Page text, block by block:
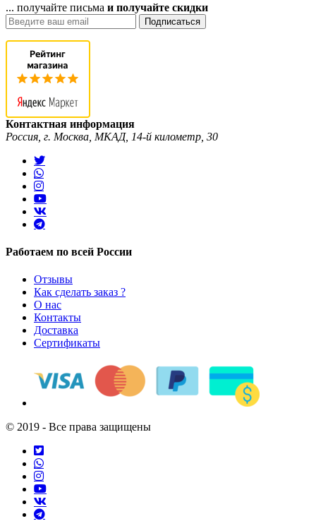
... получайте письма и получайте скидки
Подписаться
Контактная информация
Россия, г. Москва, МКАД, 14-й километр, 30
Работаем по всей России
Отзывы
Как сделать заказ ?
О нас
Контакты
Доставка
Сертификаты
© 2019 - Все права защищены